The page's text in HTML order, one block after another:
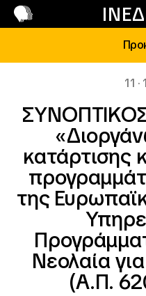
11 ·
κατάρτισης
της
Νεολαία
(Α.Π.